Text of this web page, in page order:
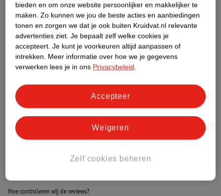
Nature Impact Score
Dit product heeft (nog) geen Nature
Impact Score.
Meer informatie
Bestel & Bezorginformatie
Bekijk ook
Hoe controleren wij de reviews?
bieden en om onze website persoonlijker en makkelijker te
maken. Zo kunnen we jou de beste acties en aanbiedingen
tonen en zorgen we dat je ook buiten Kruidvat.nl relevante
advertenties ziet. Je bepaalt zelf welke cookies je
accepteert. Je kunt je voorkeuren altijd aanpassen of
intrekken. Meer informatie over hoe we je gegevens
verwerken lees je in ons Privacybeleid.
Zelf cookies beheren
Weigeren
Accepteer